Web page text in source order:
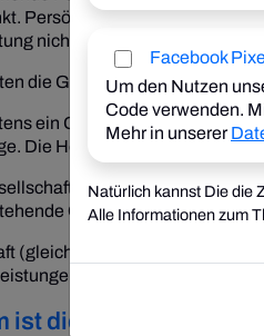
Persönliche Haftung
nicht auf einen bestimmten
die Gesellschafterinnen und
ein Gesellschafter
Die Höhe der Hafteinlage ist
einer OG haften
OG ein, haftet man
(gleichermaßen GmbH wie
(Gesellschafterkredite
ist die richtige?
Facebook
Um den Nutzen
Code verwenden.
Mehr in unserer
Natürlich kannst Die die
Alle Informationen zum